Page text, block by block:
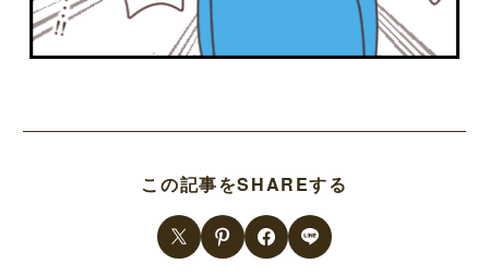
この記事をSHAREする